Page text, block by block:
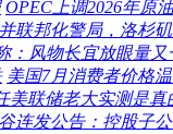
OPEC上调2026年原
联邦化警局，洛杉
：风物长宜放眼量又
美国7月消费者价格
美联储老大实测是真
连发公告：控股子